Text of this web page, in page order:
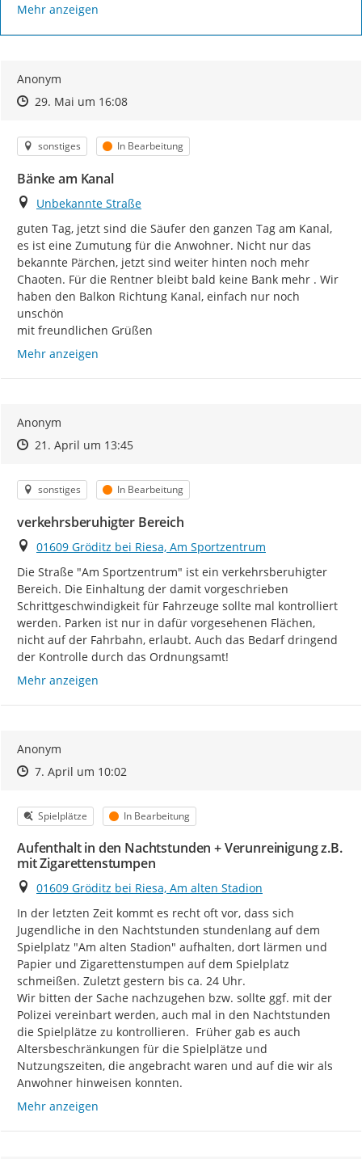
Mehr anzeigen
Anonym
Zeitpunkt des Erstellens
Zeitpunkt des Erstellens
29. Mai um 16:08Zur Äußerung
Kategorie
sonstiges Status
In Bearbeitung
Bänke am Kanal
Ort
Unbekannte Straße
guten Tag, jetzt sind die Säufer den ganzen Tag am Kanal,
es ist eine Zumutung für die Anwohner. Nicht nur das
bekannte Pärchen, jetzt sind weiter hinten noch mehr
Chaoten. Für die Rentner bleibt bald keine Bank mehr . Wir
haben den Balkon Richtung Kanal, einfach nur noch
unschön
mit freundlichen Grüßen
Mehr anzeigen
Anonym
Zeitpunkt des Erstellens
Zeitpunkt des Erstellens
21. April um 13:45Zur Äußerung
Kategorie
sonstiges Status
In Bearbeitung
verkehrsberuhigter Bereich
Ort
01609 Gröditz bei Riesa, Am Sportzentrum
Die Straße "Am Sportzentrum" ist ein verkehrsberuhigter
Bereich. Die Einhaltung der damit vorgeschrieben
Schrittgeschwindigkeit für Fahrzeuge sollte mal kontrolliert
werden. Parken ist nur in dafür vorgesehenen Flächen,
nicht auf der Fahrbahn, erlaubt. Auch das Bedarf dringend
der Kontrolle durch das Ordnungsamt!
Mehr anzeigen
Anonym
Zeitpunkt des Erstellens
Zeitpunkt des Erstellens
7. April um 10:02Zur Äußerung
Kategorie
Spielplätze Status
In Bearbeitung
Aufenthalt in den Nachtstunden + Verunreinigung z.B.
mit Zigarettenstumpen
Ort
01609 Gröditz bei Riesa, Am alten Stadion
In der letzten Zeit kommt es recht oft vor, dass sich
Jugendliche in den Nachtstunden stundenlang auf dem
Spielplatz "Am alten Stadion" aufhalten, dort lärmen und
Papier und Zigarettenstumpen auf dem Spielplatz
schmeißen. Zuletzt gestern bis ca. 24 Uhr.
Wir bitten der Sache nachzugehen bzw. sollte ggf. mit der
Polizei vereinbart werden, auch mal in den Nachtstunden
die Spielplätze zu kontrollieren.  Früher gab es auch
Altersbeschränkungen für die Spielplätze und
Nutzungszeiten, die angebracht waren und auf die wir als
Anwohner hinweisen konnten.
Mehr anzeigen